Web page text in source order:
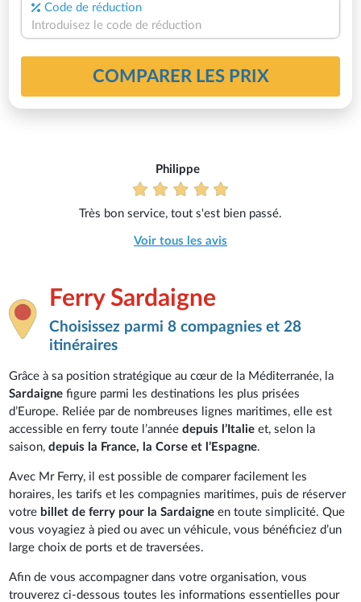
Code de réduction
COMPARER LES PRIX
Philippe
Très bon service, tout s'est bien passé.
Voir tous les avis
Ferry Sardaigne
Choisissez parmi 8 compagnies et 28
itinéraires
Grâce à sa position stratégique au cœur de la Méditerranée, la
Sardaigne figure parmi les destinations les plus prisées
d’Europe. Reliée par de nombreuses lignes maritimes, elle est
accessible en ferry toute l’annéedepuis l’Italie et, selon la
saison,depuis la France, la Corse et l’Espagne.
Avec Mr Ferry, il est possible de comparer facilement les
horaires, les tarifs et les compagnies maritimes, puis de réserver
votre billet de ferry pour la Sardaigne en toute simplicité. Que
vous voyagiez à pied ou avec un véhicule, vous bénéficiez d’un
large choix de ports et de traversées.
Afin de vous accompagner dans votre organisation, vous
trouverez ci-dessous toutes les informations essentielles pour